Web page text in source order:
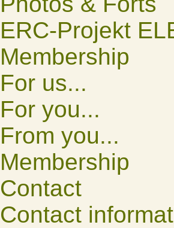
ERC-Projekt
Membership
For us...
For you...
From you...
Membership
Contact
Contact